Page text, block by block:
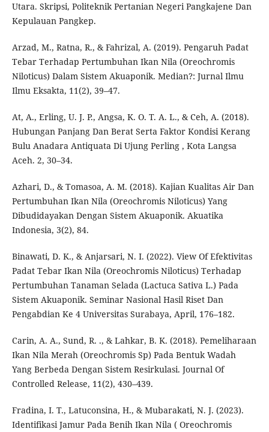
Utara. Skripsi, Politeknik Pertanian Negeri Pangkajene Dan
Kepulauan Pangkep.
Arzad, M., Ratna, R., & Fahrizal, A. (2019). Pengaruh Padat
Tebar Terhadap Pertumbuhan Ikan Nila (Oreochromis
Niloticus) Dalam Sistem Akuaponik. Median?: Jurnal Ilmu
Ilmu Eksakta, 11(2), 39–47.
At, A., Erling, U. J. P., Angsa, K. O. T. A. L., & Ceh, A. (2018).
Hubungan Panjang Dan Berat Serta Faktor Kondisi Kerang
Bulu Anadara Antiquata Di Ujung Perling , Kota Langsa
Aceh. 2, 30–34.
Azhari, D., & Tomasoa, A. M. (2018). Kajian Kualitas Air Dan
Pertumbuhan Ikan Nila (Oreochromis Niloticus) Yang
Dibudidayakan Dengan Sistem Akuaponik. Akuatika
Indonesia, 3(2), 84.
Binawati, D. K., & Anjarsari, N. I. (2022). View Of Efektivitas
Padat Tebar Ikan Nila (Oreochromis Niloticus) Terhadap
Pertumbuhan Tanaman Selada (Lactuca Sativa L.) Pada
Sistem Akuaponik. Seminar Nasional Hasil Riset Dan
Pengabdian Ke 4 Universitas Surabaya, April, 176–182.
Carin, A. A., Sund, R. ., & Lahkar, B. K. (2018). Pemeliharaan
Ikan Nila Merah (Oreochromis Sp) Pada Bentuk Wadah
Yang Berbeda Dengan Sistem Resirkulasi. Journal Of
Controlled Release, 11(2), 430–439.
Fradina, I. T., Latuconsina, H., & Mubarakati, N. J. (2023).
Identifikasi Jamur Pada Benih Ikan Nila ( Oreochromis